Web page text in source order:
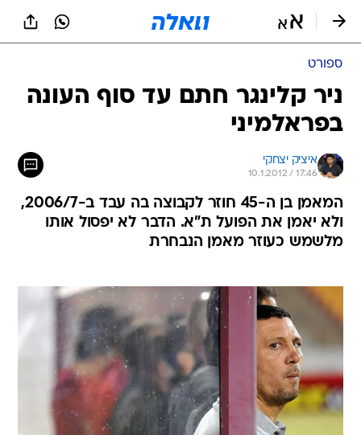
ספורט
ניר קלינגר חתם עד סוף העונה
בפראלמיני
איציק יצחקי
10.1.2012 / 17:46
המאמן בן ה-45 חוזר לקבוצה בה עבד ב-2006/7,
ולא יאמן את הפועל ת"א. הדבר לא יפסול אותו
מלשמש כעוזר מאמן הנבחרת